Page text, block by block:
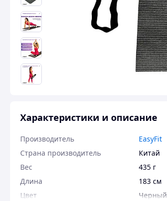
Характеристики и описание
Производитель
EasyFit
Страна производитель
Китай
Вес
435 г
Длина
183 см
Цвет
Черный